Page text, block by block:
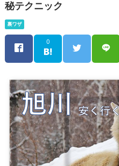
秘テクニック
裏ワザ
0